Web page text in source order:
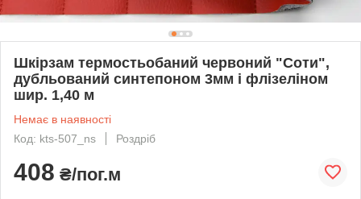
Шкірзам термостьобаний червоний "Соти",
дубльований синтепоном 3мм і флізеліном
шир. 1,40 м
Немає в наявності
Код: kts-507_ns
Роздріб
408 ₴/пог.м